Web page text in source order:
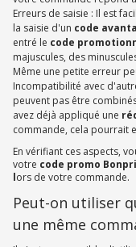
Erreurs de saisie : Il est
la saisie d'un code
entré le code
majuscules, des
Même une petite erreur
Incompatibilité avec
peuvent pas être
avez déjà appliqué une
commande, cela pourrait
En vérifiant ces aspects,
votre code promo
lors de votre commande.
Peut-on utiliser
une même